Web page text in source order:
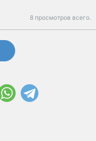
8 просмотров всего.